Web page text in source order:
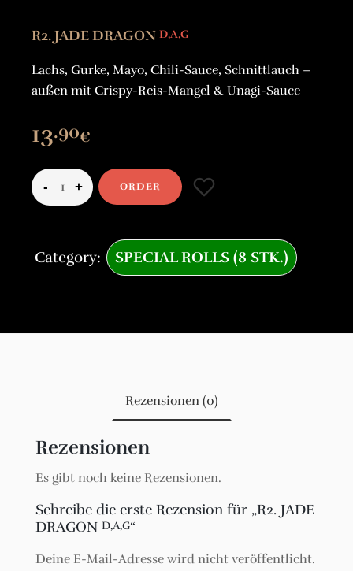
R2. JADE DRAGON D,A,G
Lachs, Gurke, Mayo, Chili-Sauce, Schnittlauch –
außen mit Crispy-Reis-Mangel & Unagi-Sauce
13.90€
ORDER
Category: SPECIAL ROLLS (8 STK.)
Rezensionen (0)
Rezensionen
Es gibt noch keine Rezensionen.
Schreibe die erste Rezension für „R2. JADE
DRAGON D,A,G“
Deine E-Mail-Adresse wird nicht veröffentlicht.